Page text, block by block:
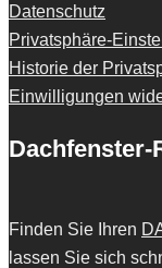
Datenschutz
Privatsphäre-
Historie der
Einwilligungen
Dachfenster-
Finden Sie Ihren
lassen Sie sich